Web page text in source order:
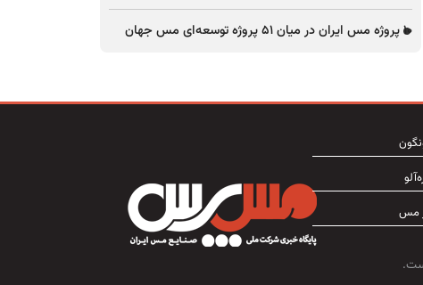
۱۰ پروژه مس ایران در میان ۵۱ پروژه توسعه‌ای مس جهان
مس